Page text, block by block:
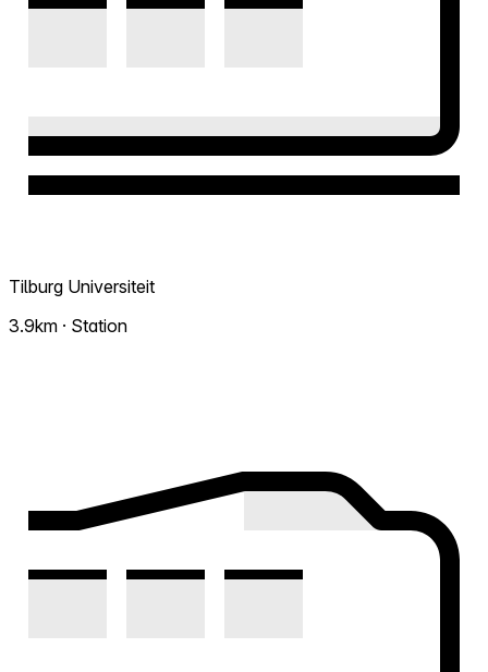
Tilburg Universiteit
3.9km · Station